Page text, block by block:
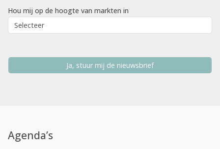
Hou mij op de hoogte van markten in
Ja, stuur mij de nieuwsbrief
Agenda’s